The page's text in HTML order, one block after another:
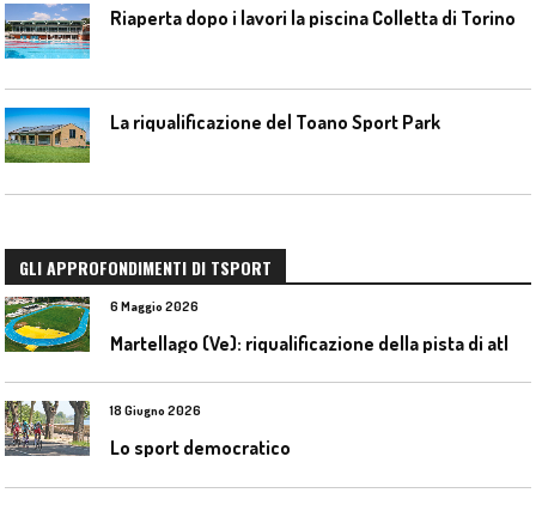
Riaperta dopo i lavori la piscina Colletta di Torino
La riqualificazione del Toano Sport Park
GLI APPROFONDIMENTI DI TSPORT
6 Maggio 2026
18 Giugno 2026
Lo sport democratico